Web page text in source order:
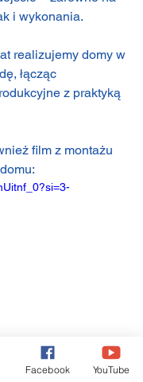
i wykonania.
realizujemy domy w
łącząc
z praktyką
film z montażu
Facebook YouTube